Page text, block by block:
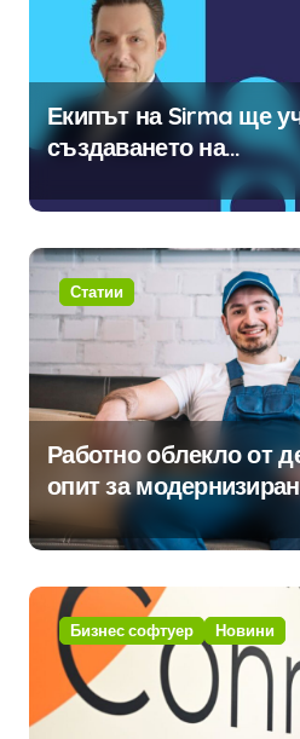
Екипът на Sirma ще
създаването на
международните
навлизане на
интелект в
Статии
Работно облекло от
опит за
традицията
Бизнес софтуер Новини